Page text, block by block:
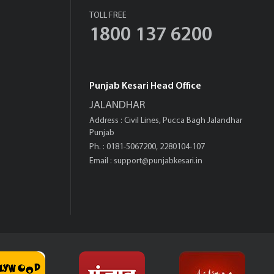
TOLL FREE
1800 137 6200
Punjab Kesari Head Office
JALANDHAR
Address : Civil Lines, Pucca Bagh Jalandhar
Punjab
Ph. : 0181-5067200, 2280104-107
Email : support@punjabkesari.in